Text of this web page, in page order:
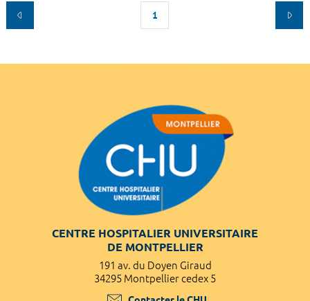
1
CENTRE HOSPITALIER UNIVERSITAIRE
DE MONTPELLIER
191 av. du Doyen Giraud
34295 Montpellier cedex 5